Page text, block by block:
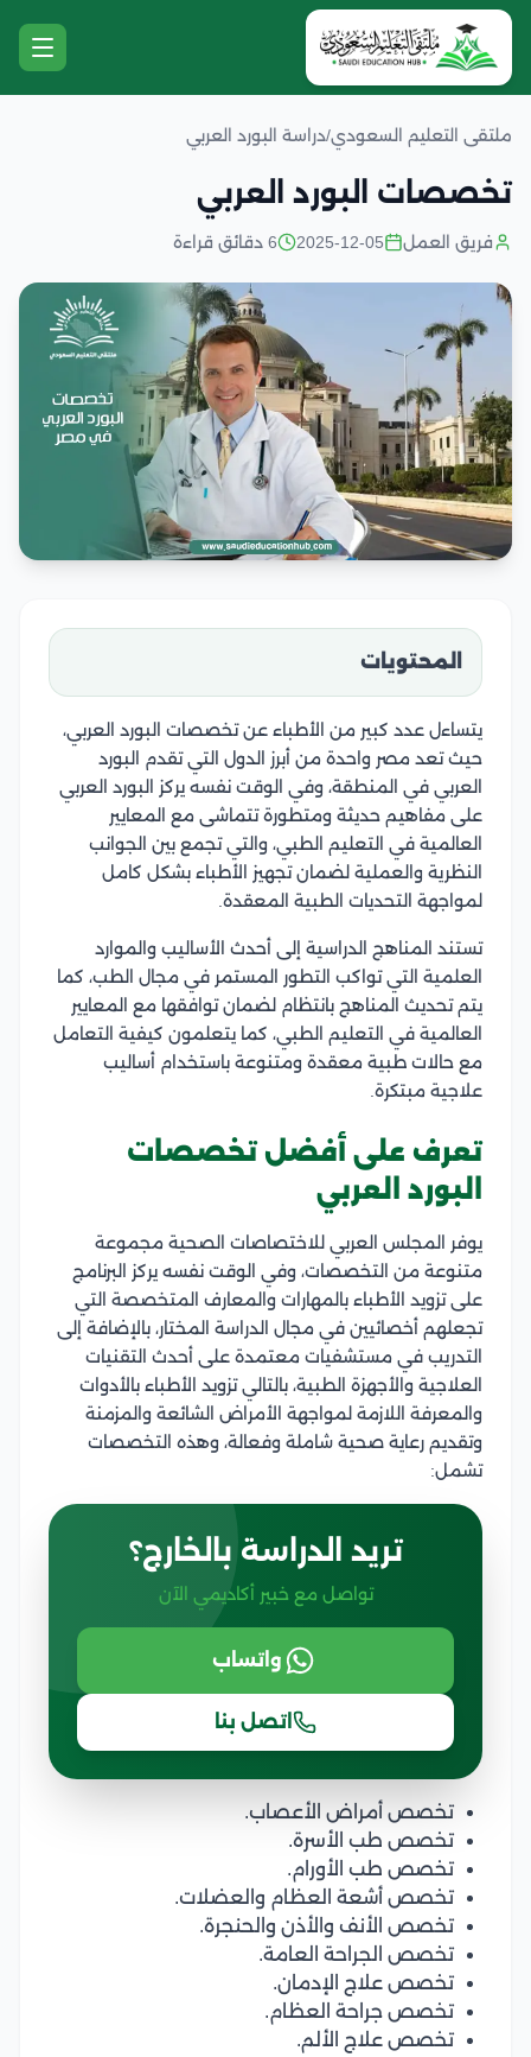
ملتقى التعليم السعودي/دراسة البورد العربي
تخصصات البورد العربي
فريق العمل 2025-12-05 6 دقائق قراءة
المحتويات
يتساءل عدد كبير من الأطباء عن تخصصات البورد العربي،
حيث تعد مصر واحدة من أبرز الدول التي تقدم البورد
العربي في المنطقة، وفي الوقت نفسه يركز البورد العربي
على مفاهيم حديثة ومتطورة تتماشى مع المعايير
العالمية في التعليم الطبي، والتي تجمع بين الجوانب
النظرية والعملية لضمان تجهيز الأطباء بشكل كامل
لمواجهة التحديات الطبية المعقدة.
تستند المناهج الدراسية إلى أحدث الأساليب والموارد
العلمية التي تواكب التطور المستمر في مجال الطب، كما
يتم تحديث المناهج بانتظام لضمان توافقها مع المعايير
العالمية في التعليم الطبي، كما يتعلمون كيفية التعامل
مع حالات طبية معقدة ومتنوعة باستخدام أساليب
علاجية مبتكرة.
تعرف على أفضل تخصصات
البورد العربي
يوفر المجلس العربي للاختصاصات الصحية مجموعة
متنوعة من التخصصات، وفي الوقت نفسه يركز البرنامج
على تزويد الأطباء بالمهارات والمعارف المتخصصة التي
تجعلهم أخصائيين في مجال الدراسة المختار، بالإضافة إلى
التدريب في مستشفيات معتمدة على أحدث التقنيات
العلاجية والأجهزة الطبية، بالتالي تزويد الأطباء بالأدوات
والمعرفة اللازمة لمواجهة الأمراض الشائعة والمزمنة
وتقديم رعاية صحية شاملة وفعالة، وهذه التخصصات
تشمل:
تريد الدراسة بالخارج؟
تواصل مع خبير أكاديمي الآن
واتساب
اتصل بنا
تخصص أمراض الأعصاب.
تخصص طب الأسرة.
تخصص طب الأورام.
تخصص أشعة العظام والعضلات.
تخصص الأنف والأذن والحنجرة.
تخصص الجراحة العامة.
تخصص علاج الإدمان.
تخصص جراحة العظام.
تخصص علاج الألم.